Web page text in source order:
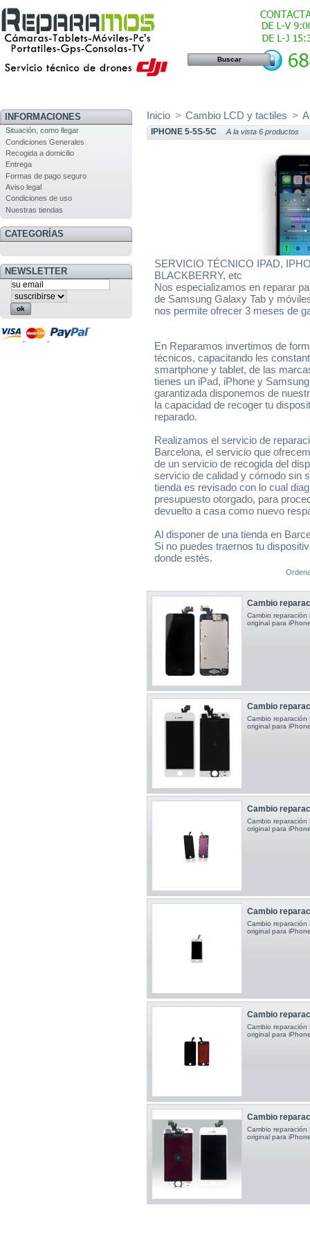
INFORMACIONES
Situación, como llegar
Condiciones Generales
Recogida a domicilio
Entrega
Formas de pago seguro
Aviso legal
Condiciones de uso
Nuestras tiendas
CATEGORÍAS
NEWSLETTER
Inicio > Cambio LCD y tactiles >
IPHONE 5-5S-5C A la vista 6 productos
SERVICIO TÉCNICO IPAD,
BLACKBERRY, etc
Nos especializamos en reparar
de Samsung Galaxy Tab y
nos permite ofrecer 3 meses de
En Reparamos invertimos de
técnicos, capacitando les
smartphone y tablet, de las
tienes un iPad, iPhone y
garantizada disponemos de
la capacidad de recoger tu
reparado.
Realizamos el servicio de
Barcelona, el servicio que
de un servicio de recogida del
servicio de calidad y cómodo sin
tienda es revisado con lo cual
presupuesto otorgado, para
devuelto a casa como nuevo
Al disponer de una tienda en
Si no puedes traernos tu
donde estés.
Cambio
Cambio reparación
original para
Cambio
Cambio reparación
original para
Cambio
Cambio reparación
original para
Cambio
Cambio reparación
original para
Cambio
Cambio reparación
original para
Cambio
Cambio reparación
original para